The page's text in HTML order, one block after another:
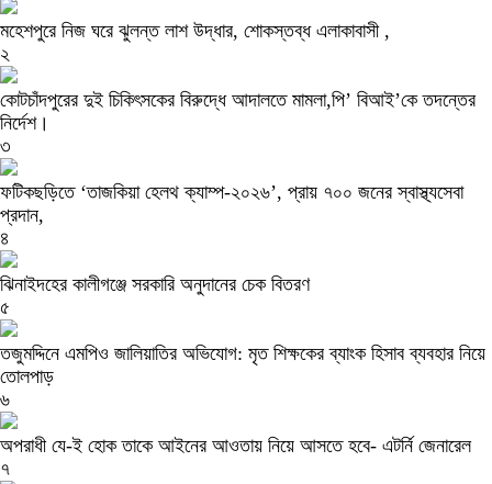
মহেশপুরে নিজ ঘরে ঝুলন্ত লাশ উদ্ধার, শোকস্তব্ধ এলাকাবাসী ,
২
কোটচাঁদপুরের দুই চিকিৎসকের বিরুদ্ধে আদালতে মামলা,পি’ বিআই’কে তদন্তের
নির্দেশ।
৩
ফটিকছড়িতে ‘তাজকিয়া হেলথ ক্যাম্প-২০২৬’, প্রায় ৭০০ জনের স্বাস্থ্যসেবা
প্রদান,
৪
ঝিনাইদহের কালীগঞ্জে সরকারি অনুদানের চেক বিতরণ
৫
তজুমদ্দিনে এমপিও জালিয়াতির অভিযোগ: মৃত শিক্ষকের ব্যাংক হিসাব ব্যবহার নিয়ে
তোলপাড়
৬
অপরাধী যে-ই হোক তাকে আইনের আওতায় নিয়ে আসতে হবে- এটর্নি জেনারেল
৭